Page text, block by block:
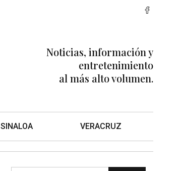
Noticias, información y
entretenimiento
al más alto volumen.
SINALOA VERACRUZ